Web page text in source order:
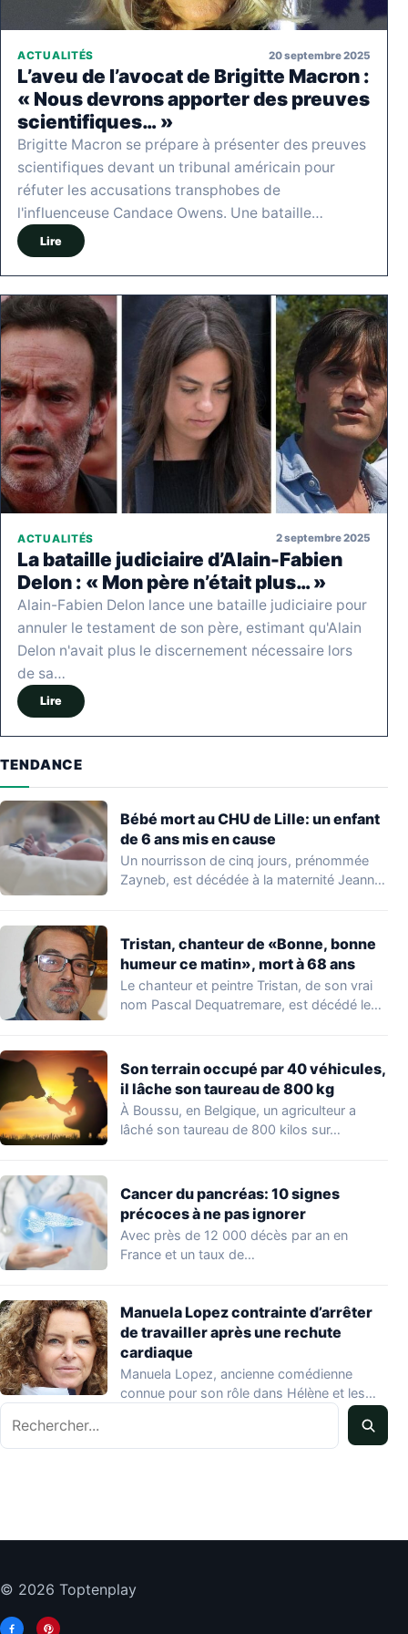
ACTUALITÉS 20 septembre 2025
L’aveu de l’avocat de Brigitte Macron :
« Nous devrons apporter des preuves
scientifiques… »
Brigitte Macron se prépare à présenter des preuves
scientifiques devant un tribunal américain pour
réfuter les accusations transphobes de
l'influenceuse Candace Owens. Une bataille…
Lire
ACTUALITÉS 2 septembre 2025
La bataille judiciaire d’Alain-Fabien
Delon : « Mon père n’était plus… »
Alain-Fabien Delon lance une bataille judiciaire pour
annuler le testament de son père, estimant qu'Alain
Delon n'avait plus le discernement nécessaire lors
de sa…
Lire
TENDANCE
Bébé mort au CHU de Lille: un enfant
de 6 ans mis en cause
Un nourrisson de cinq jours, prénommée
Zayneb, est décédée à la maternité Jeanne
Tristan, chanteur de «Bonne, bonne
humeur ce matin», mort à 68 ans
Le chanteur et peintre Tristan, de son vrai
nom Pascal Dequatremare, est décédé le…
Son terrain occupé par 40 véhicules,
il lâche son taureau de 800 kg
À Boussu, en Belgique, un agriculteur a
lâché son taureau de 800 kilos sur…
Cancer du pancréas: 10 signes
précoces à ne pas ignorer
Avec près de 12 000 décès par an en
France et un taux de…
Manuela Lopez contrainte d’arrêter
de travailler après une rechute
cardiaque
Manuela Lopez, ancienne comédienne
connue pour son rôle dans Hélène et les
Rechercher
© 2026 Toptenplay